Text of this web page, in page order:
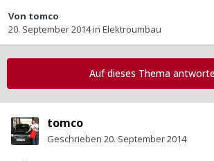
Von tomco
20. September 2014in Elektroumbau
Auf dieses Thema
tomco
Geschrieben 20. September 2014